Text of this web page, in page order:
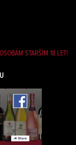
STARŠÍM 18 LET!